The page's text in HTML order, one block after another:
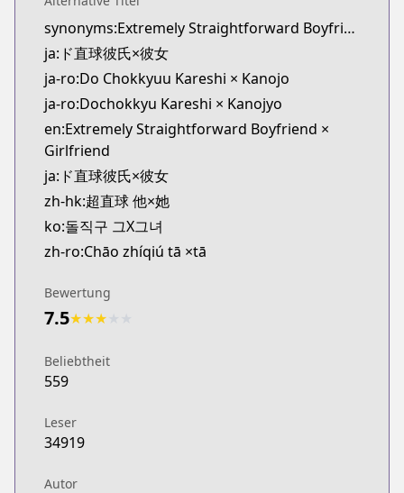
Kitsu
https://kitsu.app/manga/52170
MangaUpdates
MangaUpdates
https://www.mangaupdates.com/
Book☆Walker
Book☆Walker
synonyms:Extremely Straightforward Boyfriend x Girlfriend
ja:ド直球彼氏×彼女
ja-ro:Do Chokkyuu Kareshi × Kanojo
ja-ro:Dochokkyu Kareshi × Kanojyo
en:Extremely Straightforward Boyfriend ×
Girlfriend
ja:ド直球彼氏×彼女
zh-hk:超直球 他×她
ko:돌직구 그X그녀
zh-ro:Chāo zhíqiú tā ×tā
Bewertung
7.5★★★
Beliebtheit
559
Leser
34919
Autor